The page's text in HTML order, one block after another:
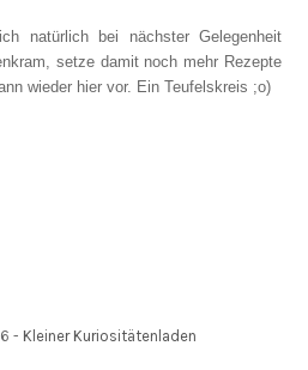
natürlich bei nächster Gelegenheit
setze damit noch mehr Rezepte
wieder hier vor. Ein Teufelskreis ;o)
- Kleiner Kuriositätenladen